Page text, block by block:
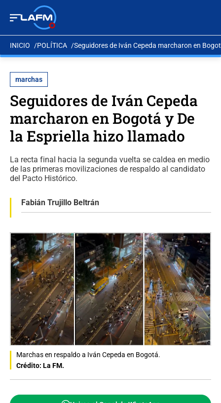
INICIO POLÍTICA Seguidores de Iván Cepeda marcharon en
marchas
Seguidores de Iván Cepeda
marcharon en Bogotá y De
la Espriella hizo llamado
La recta final hacia la segunda vuelta se caldea en medio
de las primeras movilizaciones de respaldo al candidato
del Pacto Histórico.
Fabián Trujillo Beltrán
Marchas en respaldo a Iván Cepeda en Bogotá.
Crédito: La FM.